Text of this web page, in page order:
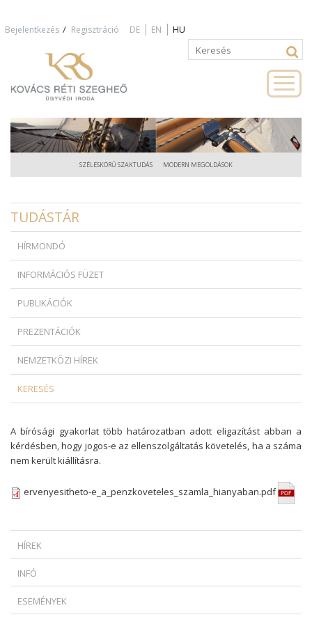
Bejelentkezés / Regisztráció DE EN HU
Keresés
Keresés
SZÉLESKÖRŰ SZAKTUDÁS MODERN MEGOLDÁSOK
TUDÁSTÁR
HÍRMONDÓ
INFORMÁCIÓS FÜZET
PUBLIKÁCIÓK
PREZENTÁCIÓK
NEMZETKÖZI HÍREK
KERESÉS
A bírósági gyakorlat több határozatban adott eligazítást abban a
kérdésben, hogy jogos-e az ellenszolgáltatás követelés, ha a száma
nem került kiállításra.
ervenyesitheto-e_a_penzkoveteles_szamla_hianyaban.pdf
HÍREK
SZERZŐDÉS ESETÉN?
TÖRVÉNYSZÉKE MEGMENTETTE OBELIX HÍRNEVÉT
INFÓ
FELMONDÁST?...
ESEMÉNYEK